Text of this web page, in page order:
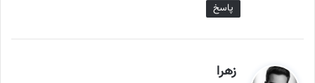
پاسخ
زهرا